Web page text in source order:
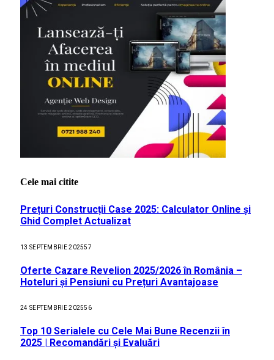
Cele mai citite
Prețuri Construcții Case 2025: Calculator Online și
Ghid Complet Actualizat
13 SEPTEMBRIE 202557
Oferte Cazare Revelion 2025/2026 în România –
Hoteluri și Pensiuni cu Prețuri Avantajoase
24 SEPTEMBRIE 202556
Top 10 Serialele cu Cele Mai Bune Recenzii în
2025 | Recomandări și Evaluări